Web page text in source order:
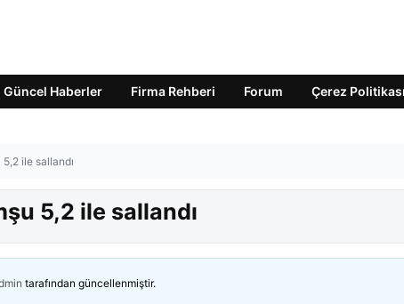
Güncel Haberler Firma Rehberi Forum Çerez Politikası
ile sallandı
5,2 ile sallandı
tarafından güncellenmiştir.